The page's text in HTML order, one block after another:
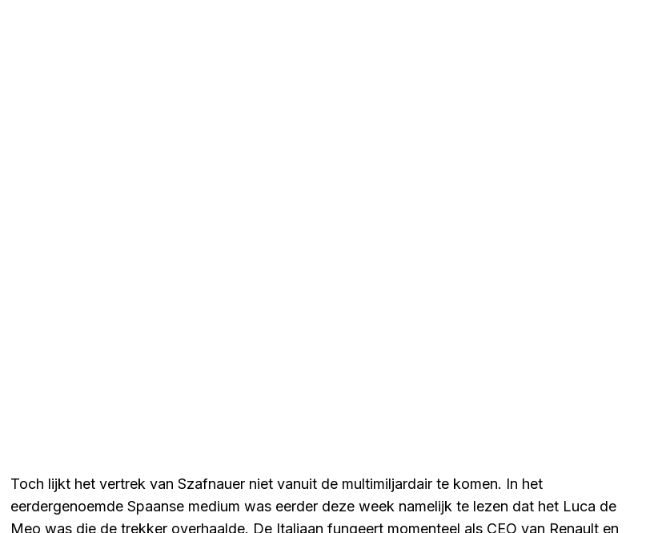
Toch lijkt het vertrek van Szafnauer niet vanuit de multimiljardair te komen. In het
eerdergenoemde Spaanse medium was eerder deze week namelijk te lezen dat het Luca de
Meo was die de trekker overhaalde. De Italiaan fungeert momenteel als CEO van Renault en